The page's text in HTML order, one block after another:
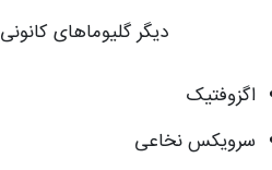
دیگر گلیوماهای کانونی
اگزوفتیک
سرویکس نخاعی